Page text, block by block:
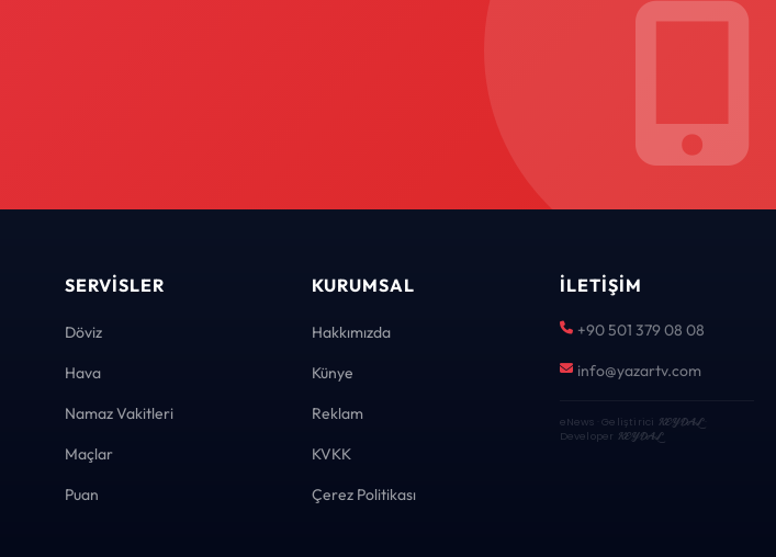
SERVISLER
Döviz
Hava
Namaz Vakitleri
Maçlar
Puan
KURUMSAL
Hakkımızda
Künye
Reklam
KVKK
Çerez Politikası
İLETIŞIM
+90 501 379 08 08
info@yazartv.com
eNews · Geliştirici KEYDAL·
Developer KEYDAL